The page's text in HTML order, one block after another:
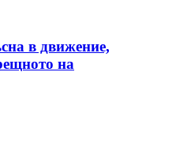
в движение,
на